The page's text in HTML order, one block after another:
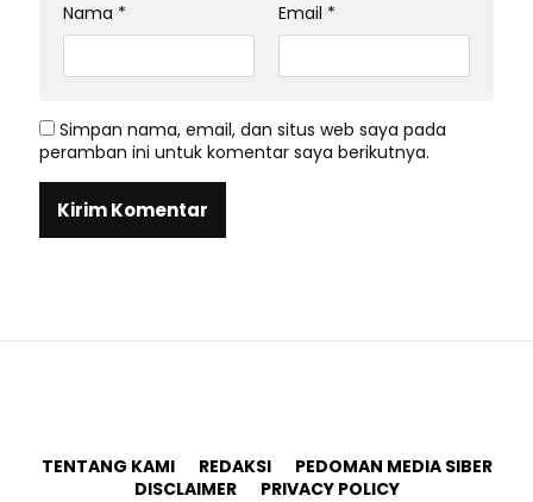
Nama * Email *
Simpan nama, email, dan situs web saya pada
peramban ini untuk komentar saya berikutnya.
TENTANG KAMI REDAKSI
PEDOMAN MEDIA SIBER
DISCLAIMER
PRIVACY POLICY